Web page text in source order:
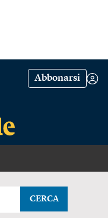
Abbonarsi
CERCA